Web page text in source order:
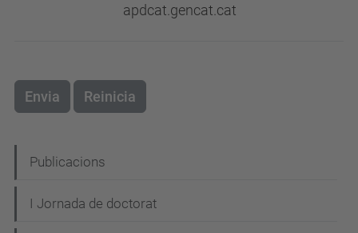
apdcat.gencat.cat
Envia Reinicia
a
v
Publicacions
I Jornada de doctorat